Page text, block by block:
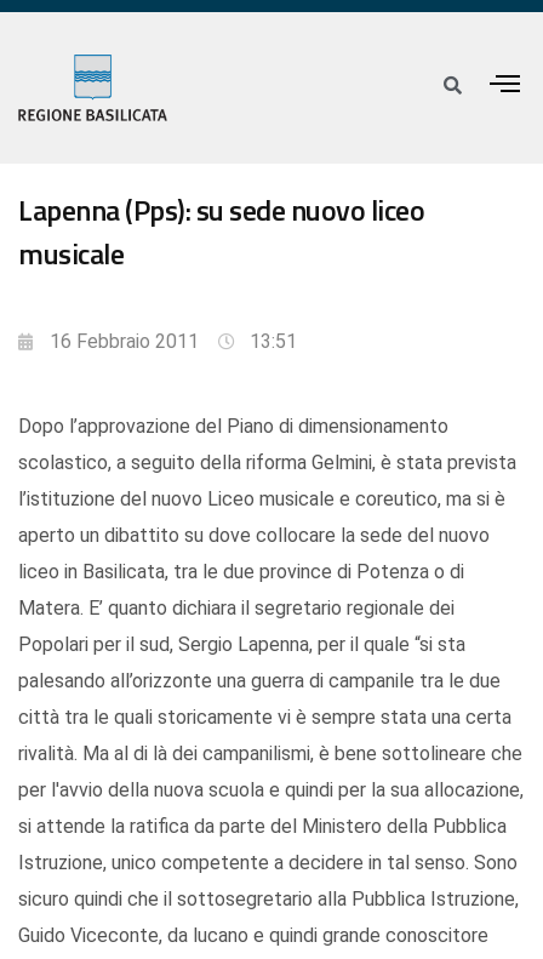
Lapenna (Pps): su sede nuovo liceo
musicale
16 Febbraio 2011 13:51
Dopo l’approvazione del Piano di dimensionamento
scolastico, a seguito della riforma Gelmini, è stata prevista
l’istituzione del nuovo Liceo musicale e coreutico, ma si è
aperto un dibattito su dove collocare la sede del nuovo
liceo in Basilicata, tra le due province di Potenza o di
Matera. E’ quanto dichiara il segretario regionale dei
Popolari per il sud, Sergio Lapenna, per il quale “si sta
palesando all’orizzonte una guerra di campanile tra le due
città tra le quali storicamente vi è sempre stata una certa
rivalità. Ma al di là dei campanilismi, è bene sottolineare che
per l'avvio della nuova scuola e quindi per la sua allocazione,
si attende la ratifica da parte del Ministero della Pubblica
Istruzione, unico competente a decidere in tal senso. Sono
sicuro quindi che il sottosegretario alla Pubblica Istruzione,
Guido Viceconte, da lucano e quindi grande conoscitore